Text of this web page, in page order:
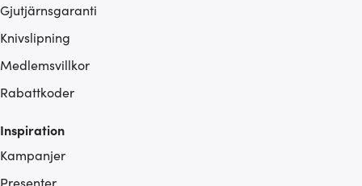
Gjutjärnsgaranti
Knivslipning
Medlemsvillkor
Rabattkoder
Inspiration
Kampanjer
Presenter